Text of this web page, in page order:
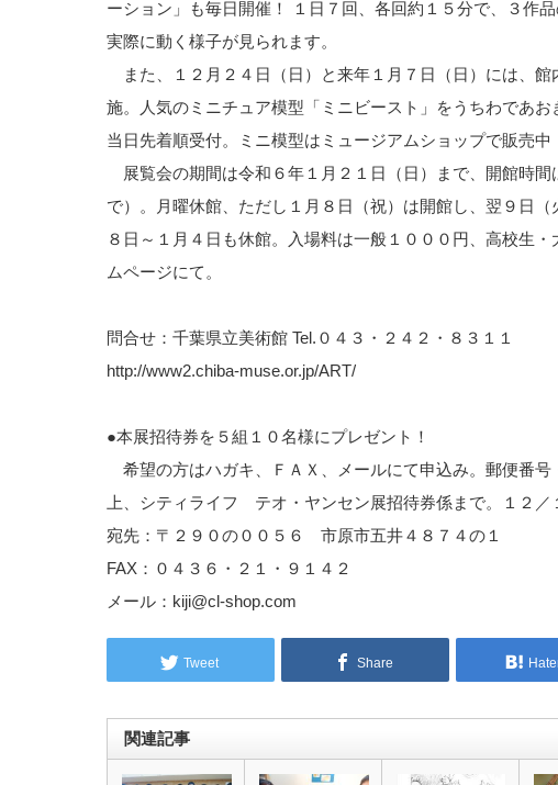
ーション」も毎日開催！ １日７回、各回約１５分で、３作
実際に動く様子が見られます。
また、１２月２４日（日）と来年１月７日（日）には、館
施。人気のミニチュア模型「ミニビースト」をうちわであお
当日先着順受付。ミニ模型はミュージアムショップで販売中
展覧会の期間は令和６年１月２１日（日）まで、開館時間
で）。月曜休館、ただし１月８日（祝）は開館し、翌９日（
８日～１月４日も休館。入場料は一般１０００円、高校生
ムページにて。
問合せ：千葉県立美術館 Tel.０４３・２４２・８３１１
http://www2.chiba-muse.or.jp/ART/
●本展招待券を５組１０名様にプレゼント！
希望の方はハガキ、ＦＡＸ、メールにて申込み。郵便番号
上、シティライフ テオ・ヤンセン展招待券係まで。１２／
宛先：〒２９０の００５６ 市原市五井４８７４の１
FAX：０４３６・２１・９１４２
メール：kiji@cl-shop.com
Tweet Share
関連記事